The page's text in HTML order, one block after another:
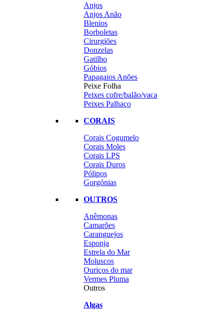
Anjos
Anjos Anão
Blenios
Borboletas
Cirurgiões
Donzelas
Gatilho
Góbios
Papagaios Anões
Peixe Folha
Peixes cofre/balão/vaca
Peixes Palhaço
CORAIS
Corais Cogumelo
Corais Moles
Corais LPS
Corais Duros
Pólipos
Gorgónias
OUTROS
Anêmonas
Camarões
Caranguejos
Esponja
Estrela do Mar
Moluscos
Ouriços do mar
Vermes Pluma
Outros
Algas